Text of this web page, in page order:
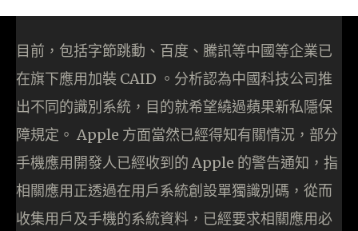
目前，包括字節跳動、百度、騰訊等中國等企業已
在旗下應用加裝 CAID 。分析認為中國科技公司推
出不同的識別系統，目的就希望繞過蘋果新私隱保
障規定。 Apple 方面當然已經得知有關情況，部分
手機應用開發人已經收到的 Apple 的警告通知，指
相關應用正透過在用戶系統創設單獨識別碼，從而
收集用戶及手機的系統資料，已經要求相關應用必